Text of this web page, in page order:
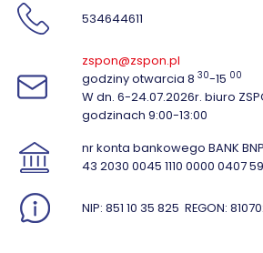
534644611
zspon@zspon.pl
godziny otwarcia 8 30-15 00
W dn. 6-24.07.2026r. biuro
godzinach 9:00-13:00
nr konta bankowego BANK
43 2030 0045 1110 0000 0407
NIP: 851 10 35 825 REGON: